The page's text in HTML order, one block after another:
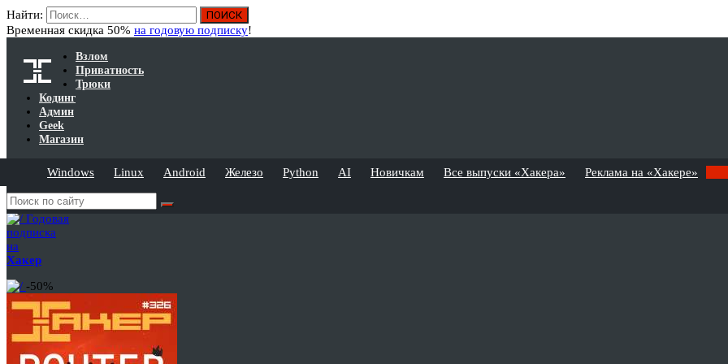
Найти:
Временная скидка 50% на годовую подписку!
Взлом
Приватность
Трюки
Кодинг
Админ
Geek
Магазин
Windows Linux Android Железо Python AI Новичкам Все выпуски «Хакера» Реклама на «Хакере»
Годовая
подписка
на
Хакер
-50%